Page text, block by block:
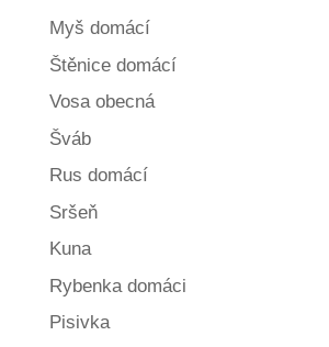
Myš domácí
Štěnice domácí
Vosa obecná
Šváb
Rus domácí
Sršeň
Kuna
Rybenka domáci
Pisivka